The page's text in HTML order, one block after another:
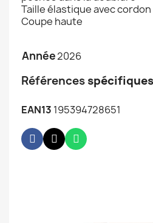
Taille élastique avec
Coupe haute
Année2026
Références spécifiques
EAN13 195394728651